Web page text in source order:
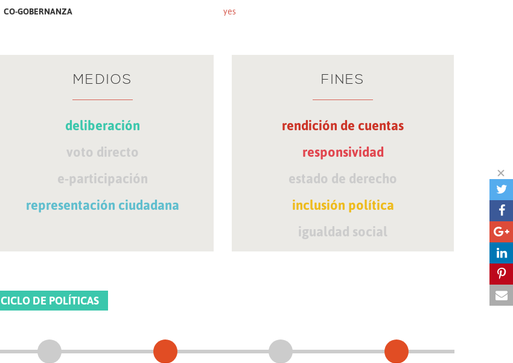
CO-GOBERNANZA yes
MEDIOS
deliberación
voto directo
e-participación
representación ciudadana
FINES
rendición de cuentas
responsividad
estado de derecho
inclusión política
igualdad social
CICLO DE POLÍTICAS